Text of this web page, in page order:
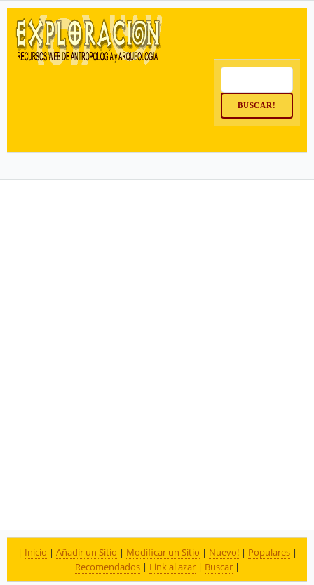
| Inicio | Añadir un Sitio | Modificar un Sitio | Nuevo!| Populares|
Recomendados| Link al azar| Buscar|